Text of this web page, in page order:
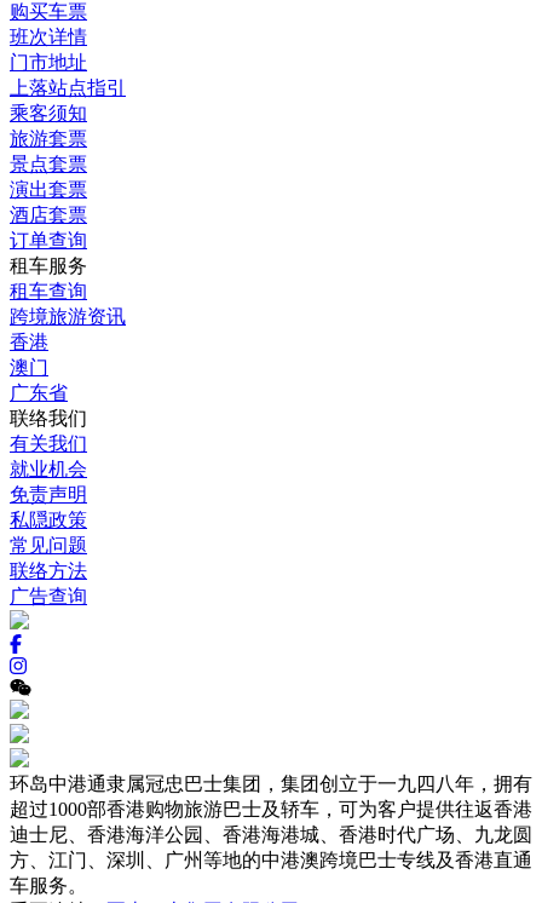
购买车票
班次详情
门市地址
上落站点指引
乘客须知
旅游套票
景点套票
演出套票
酒店套票
订单查询
租车服务
租车查询
跨境旅游资讯
香港
澳门
广东省
联络我们
有关我们
就业机会
免责声明
私隠政策
常见问题
联络方法
广告查询
环岛中港通隶属冠忠巴士集团，集团创立于一九四八年，拥有
超过1000部香港购物旅游巴士及轿车，可为客户提供往返香港
迪士尼、香港海洋公园、香港海港城、香港时代广场、九龙圆
方、江门、深圳、广州等地的中港澳跨境巴士专线及香港直通
车服务。